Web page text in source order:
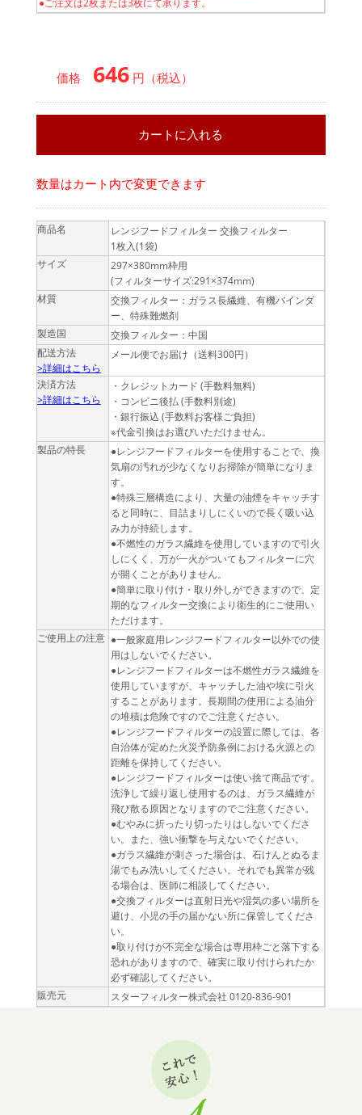
価格 646円（税込）
数量はカート内で変更できます
商品名
レンジフードフィルター 交換フィルター
1枚入(1袋)
サイズ
297×380mm枠用
(フィルターサイズ:291×374mm)
材質
交換フィルター：ガラス長繊維、有機バインダ
ー、特殊難燃剤
製造国
交換フィルター：中国
配送方法
>詳細はこちら
メール便でお届け（送料300円）
決済方法
>詳細はこちら
・クレジットカード (手数料無料)
・コンビニ後払 (手数料別途)
・銀行振込 (手数料お客様ご負担)
※代金引換はお選びいただけません。
製品の特長
●レンジフードフィルターを使用することで、換
気扇の汚れが少なくなりお掃除が簡単になりま
す。
●特殊三層構造により、大量の油煙をキャッチす
ると同時に、目詰まりしにくいので長く吸い込
み力が持続します。
●不燃性のガラス繊維を使用していますので引火
しにくく、万が一火がついてもフィルターに穴
が開くことがありません。
●簡単に取り付け・取り外しができますので、定
期的なフィルター交換により衛生的にご使用い
ただけます。
ご使用上の注意 ●一般家庭用レンジフードフィルター以外での使
用はしないでください。
●レンジフードフィルターは不燃性ガラス繊維を
使用していますが、キャッチした油や埃に引火
することがあります。長期間の使用による油分
の堆積は危険ですのでご注意ください。
●レンジフードフィルターの設置に際しては、各
自治体が定めた火災予防条例における火源との
距離を保持してください。
●レンジフードフィルターは使い捨て商品です。
洗浄して繰り返し使用するのは、ガラス繊維が
飛び散る原因となりますのでご注意ください。
●むやみに折ったり切ったりはしないでくださ
い。また、強い衝撃を与えないでください。
●ガラス繊維が刺さった場合は、石けんとぬるま
湯でもみ洗いしてください。それでも異常が残
る場合は、医師に相談してください。
●交換フィルターは直射日光や湿気の多い場所を
避け、小児の手の届かない所に保管してくださ
い。
●取り付けが不完全な場合は専用枠ごと落下する
恐れがありますので、確実に取り付けられたか
必ず確認してください。
販売元
スターフィルター株式会社 0120-836-901